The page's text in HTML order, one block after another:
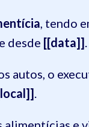
, tendo
desde [[data]].
autos, o
.